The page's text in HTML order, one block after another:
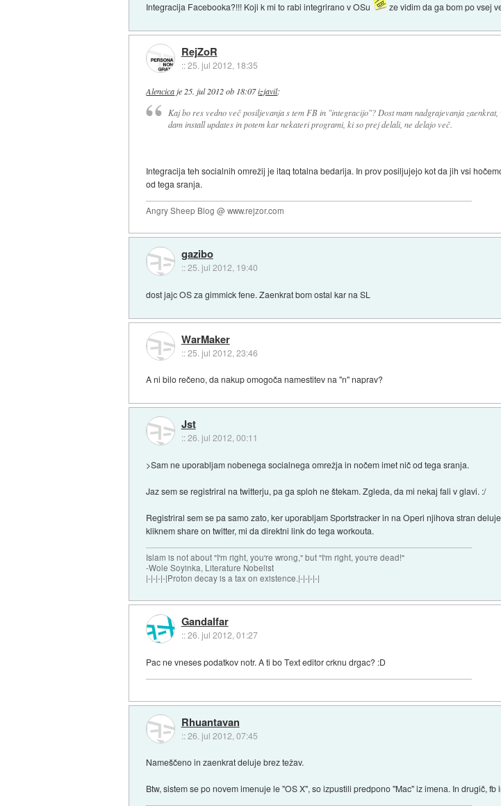
Integracija Facebooka?!!! Koji k mi to rabi integrirano v OSu ze vidim da ga bom po vsej
RejZoR
::25. jul 2012, 18:35
Alencicaje25. jul 2012 ob 18:07izjavil:
Kaj bo res vedno več posiljevanja s tem FB in "integracijo"? Dost mam nadgrajevanja zaenkrat,
dam install updates in potem kar nekateri programi, ki so prej delali, ne delajo več.
Integracija teh socialnih omrežij je itaq totalna bedarija. In prov posiljujejo kot da jih vsi
od tega sranja.
Angry Sheep Blog @ www.rejzor.com
gazibo
::25. jul 2012, 19:40
dost jajc OS za gimmick fene. Zaenkrat bom ostal kar na SL
WarMaker
::25. jul 2012, 23:46
A ni bilo rečeno, da nakup omogoča namestitev na "n" naprav?
Jst
::26. jul 2012, 00:11
>Sam ne uporabljam nobenega socialnega omrežja in nočem imet nič od tega sranja.
Jaz sem se registriral na twitterju, pa ga sploh ne štekam. Zgleda, da mi nekaj fali v glavi. :/
Registriral sem se pa samo zato, ker uporabljam Sportstracker in na Operi njihova stran
kliknem share on twitter, mi da direktni link do tega workouta.
Islam is not about "I'm right, you're wrong," but "I'm right, you're dead!"
-Wole Soyinka, Literature Nobelist
|-|-|-|-|Proton decay is a tax on existence.|-|-|-|-|
Gandalfar
::26. jul 2012, 01:27
Pac ne vneses podatkov notr. A ti bo Text editor crknu drgac? :D
Rhuantavan
::26. jul 2012, 07:45
Nameščeno in zaenkrat deluje brez težav.
Btw, sistem se po novem imenuje le "OS X", so izpustili predpono "Mac" iz imena. In drugič,